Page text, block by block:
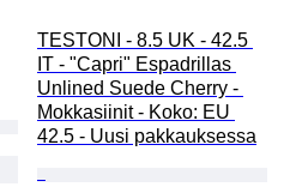
TESTONI - 8.5 UK - 42.5
IT - "Capri" Espadrillas
Unlined Suede Cherry -
Mokkasiinit - Koko: EU
42.5 - Uusi pakkauksessa